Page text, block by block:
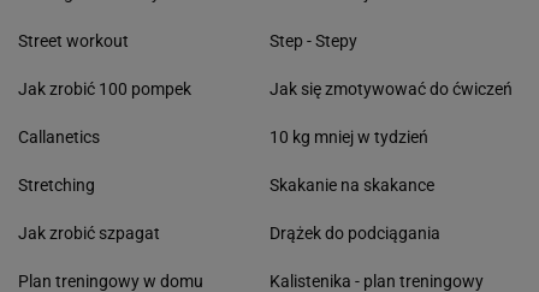
Street workout
Jak zrobić 100 pompek
Callanetics
Stretching
Jak zrobić szpagat
Plan treningowy w domu
Step - Stepy
Jak się zmotywować do ćwiczeń
10 kg mniej w tydzień
Skakanie na skakance
Drążek do podciągania
Kalistenika - plan treningowy